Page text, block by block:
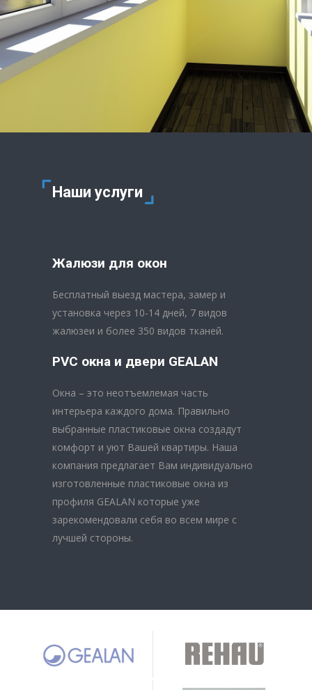
Наши услуги
Жалюзи для окон
Бесплатный выезд мастера, замер и
установка через 10-14 дней, 7 видов
жалюзеи и более 350 видов тканей.
PVC окна и двери GEALAN
Окна – это неотъемлемая часть
интерьера каждого дома. Правильно
выбранные пластиковые окна создадут
комфорт и уют Вашей квартиры. Наша
компания предлагает Вам индивидуально
изготовленные пластиковые окна из
профиля GEALAN которые уже
зарекомендовали себя во всем мире с
лучшей стороны.